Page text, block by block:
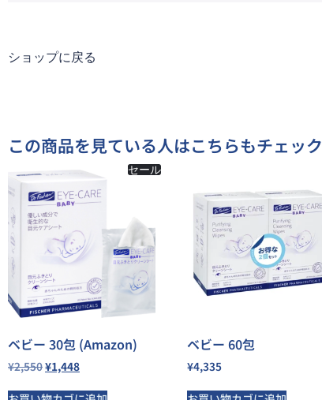
ショップに戻る
この商品を見ている人はこちらもチェック
セール
ベビー 30包 (Amazon)
¥2,550¥1,448
ベビー 60包
¥4,335